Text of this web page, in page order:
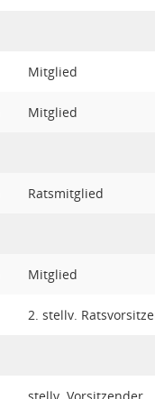
Mitglied
Mitglied
Ratsmitglied
Mitglied
2. stellv.